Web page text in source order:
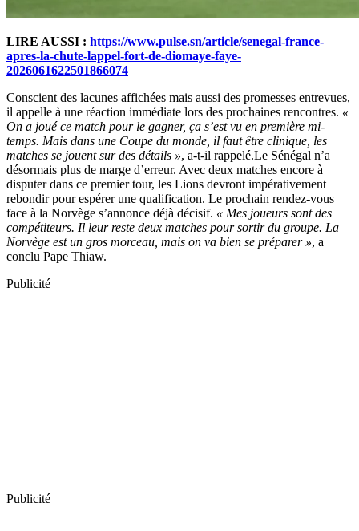
LIRE AUSSI : https://www.pulse.sn/article/senegal-france-
apres-la-chute-lappel-fort-de-diomaye-faye-
2026061622501866074
Conscient des lacunes affichées mais aussi des promesses entrevues,
il appelle à une réaction immédiate lors des prochaines rencontres. «
On a joué ce match pour le gagner, ça s’est vu en première mi-
temps. Mais dans une Coupe du monde, il faut être clinique, les
matches se jouent sur des détails », a-t-il rappelé.Le Sénégal n’a
désormais plus de marge d’erreur. Avec deux matches encore à
disputer dans ce premier tour, les Lions devront impérativement
rebondir pour espérer une qualification. Le prochain rendez-vous
face à la Norvège s’annonce déjà décisif. « Mes joueurs sont des
compétiteurs. Il leur reste deux matches pour sortir du groupe. La
Norvège est un gros morceau, mais on va bien se préparer », a
conclu Pape Thiaw.
Publicité
Publicité